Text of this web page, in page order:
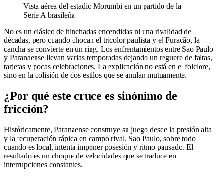
Vista aérea del estadio Morumbi en un partido de la
Serie A brasileña
No es un clásico de hinchadas encendidas ni una rivalidad de
décadas, pero cuando chocan el tricolor paulista y el Furacão, la
cancha se convierte en un ring. Los enfrentamientos entre Sao Paulo
y Paranaense llevan varias temporadas dejando un reguero de faltas,
tarjetas y pocas celebraciones. La explicación no está en el folclore,
sino en la colisión de dos estilos que se anulan mutuamente.
¿Por qué este cruce es sinónimo de
fricción?
Históricamente, Paranaense construye su juego desde la presión alta
y la recuperación rápida en campo rival. Sao Paulo, sobre todo
cuando es local, intenta imponer posesión y ritmo pausado. El
resultado es un choque de velocidades que se traduce en
interrupciones constantes.